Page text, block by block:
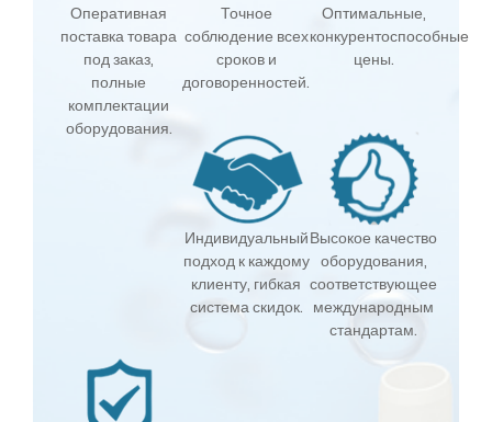
Оперативная
поставка товара
под заказ,
полные
комплектации
оборудования.
Точное
соблюдение всех
сроков и
договоренностей.
Оптимальные,
конкурентоспособные
цены.
Индивидуальный
подход к каждому
клиенту, гибкая
система скидок.
Высокое качество
оборудования,
соответствующее
международным
стандартам.